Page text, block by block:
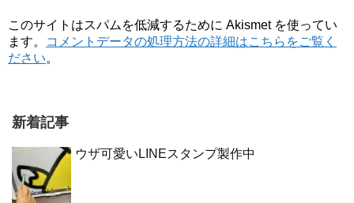
このサイトはスパムを低減するために Akismet を使ってい
ます。
コメントデータの処理方法の詳細はこちらをご覧く
ださい。
新着記事
ウザ可愛いLINEスタンプ製作中